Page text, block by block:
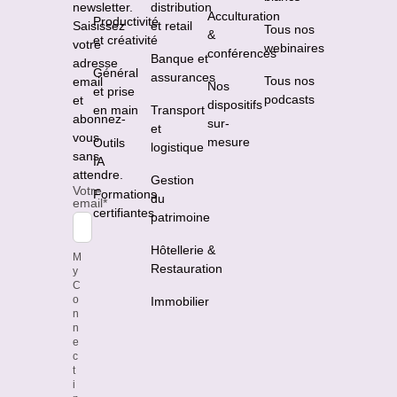
newsletter.
Saisissez
votre
adresse
email
et
abonnez-
vous
sans
attendre.
Votre
email*
M
y
C
o
n
n
e
c
t
i
Productivité
et créativité
Général
et prise
en main
Outils
IA
Formations
certifiantes
distribution
et retail
Banque et
assurances
Transport
et
logistique
Gestion
du
patrimoine
Hôtellerie &
Restauration
Immobilier
Acculturation
&
conférences
Nos
dispositifs
sur-
mesure
Tous nos
webinaires
Tous nos
podcasts